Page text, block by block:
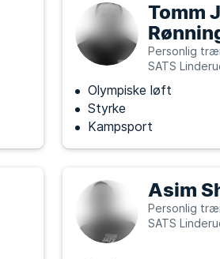
Tomm
Personlig
SATS
Olympiske løft
Styrke
Kampsport
Asim
Personlig
SATS